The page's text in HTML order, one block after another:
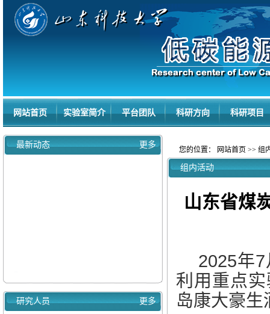
网站首页 实验室简介 平台团队 科研方向 科研项目
最新动态 更多
重点实验室学术报告会通知（2025.9.16）
我实验室梁鹏&刘庆等连续发表三篇低浓
度...
研究人员 更多
您的位置： 网站首页 >> 组
组内活动
山东省煤
2025年7
利用重点
岛康大豪生